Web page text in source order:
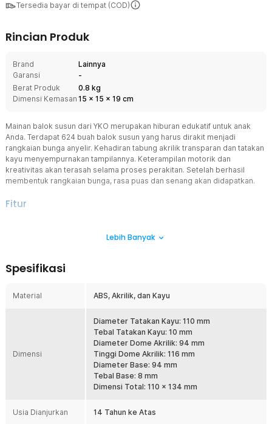
Tersedia bayar di tempat (COD)
Rincian Produk
Brand
Lainnya
Garansi
-
Berat Produk
0.8 kg
Dimensi Kemasan 15 x 15 x 19 cm
Mainan balok susun dari YKO merupakan hiburan edukatif untuk anak
Anda. Terdapat 624 buah balok susun yang harus dirakit menjadi
rangkaian bunga anyelir. Kehadiran tabung akrilik transparan dan tatakan
kayu menyempurnakan tampilannya. Keterampilan motorik dan
kreativitas akan terasah selama proses perakitan. Setelah berhasil
membentuk rangkaian bunga, rasa puas dan senang akan didapatkan.
Fitur
Mengusung konsep flower dome dengan rangkaian bunga anyelir,
balok susun ini juga bisa dijadikan dekorasi cantik di sudut kamar
Tampak Detail dan Realistis
memuaskan. Hal ini karena desain yang simetris, presisi, kombinasi
warna, dan kehadiran detail penting lainnya. Hasilkan visual flower
dome bunga anyelir yang realistis dan tidak membosankan.
Terdiri dari 624 Balok Susun
Untuk membentuk bunga anyelir, anak Anda harus merakit 624
balok susun. Selain menantang, proses memasang dan
Lebih Banyak
Spesifikasi
Material ABS, Akrilik, dan Kayu
Dimensi
Diameter Tatakan Kayu: 110 mm
Tebal Tatakan Kayu: 10 mm
Diameter Dome Akrilik: 94 mm
Tinggi Dome Akrilik: 116 mm
Diameter Base: 94 mm
Tebal Base: 8 mm
Dimensi Total: 110 x 134 mm
Usia Dianjurkan 14 Tahun ke Atas